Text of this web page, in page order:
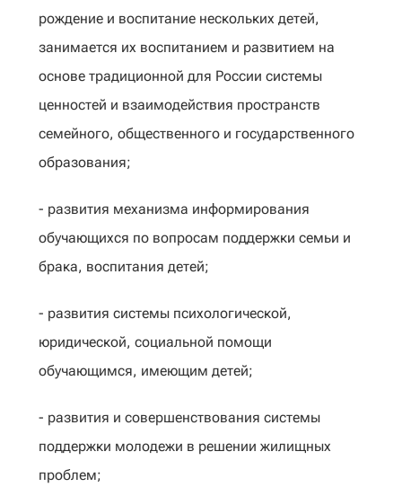
рождение и воспитание нескольких детей,
занимается их воспитанием и развитием на
основе традиционной для России системы
ценностей и взаимодействия пространств
семейного, общественного и государственного
образования;
- развития механизма информирования
обучающихся по вопросам поддержки семьи и
брака, воспитания детей;
- развития системы психологической,
юридической, социальной помощи
обучающимся, имеющим детей;
- развития и совершенствования системы
поддержки молодежи в решении жилищных
проблем;